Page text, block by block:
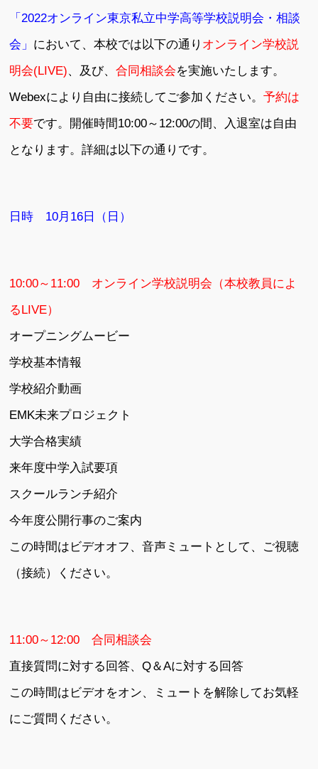
「2022オンライン東京私立中学高等学校説明会・相談
会」 において、本校では以下の通り オンライン学校説
明会(LIVE)、及び、合同相談会を実施いたします。
Webexにより自由に接続してご参加ください。予約は
不要です。開催時間10:00～12:00の間、入退室は自由
となります。詳細は以下の通りです。
日時 10月16日（日）
10:00～11:00 オンライン学校説明会（本校教員によ
るLIVE）
オープニングムービー
学校基本情報
学校紹介動画
EMK未来プロジェクト
大学合格実績
来年度中学入試要項
スクールランチ紹介
今年度公開行事のご案内
この時間はビデオオフ、音声ミュートとして、ご視聴
（接続）ください。
11:00～12:00 合同相談会
直接質問に対する回答、Q＆Aに対する回答
この時間はビデオをオン、ミュートを解除してお気軽
にご質問ください。